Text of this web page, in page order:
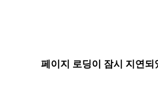
페이지 로딩이 잠시 지연